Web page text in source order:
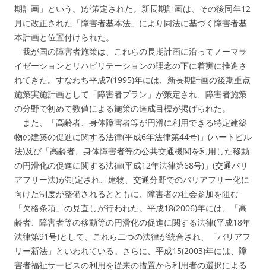
期計画」という。)が策定された。新長期計画は、その後同年12
月に改正された「障害者基本法」により同法に基づく障害者基
本計画と位置付けられた。
我が国の障害者施策は、これらの長期計画に沿ってノーマラ
イゼーションとリハビリテーションの理念の下に着実に推進さ
れてきた。すなわち平成7(1995)年には、新長期計画の後期重点
施策実施計画として「障害者プラン」が策定され、障害者施策
の分野で初めて数値による施策の達成目標が掲げられた。
また、「高齢者、身体障害者等が円滑に利用できる特定建築
物の建築の促進に関する法律(平成6年法律第44号)」(ハートビル
法)及び「高齢者、身体障害者等の公共交通機関を利用した移動
の円滑化の促進に関する法律(平成12年法律第68号)」(交通バリ
アフリー法)が制定され、建物、交通分野でのバリアフリー化に
向けた制度が整備されるとともに、障害者の社会参加を阻む
「欠格条項」の見直しが行われた。平成18(2006)年には、「高
齢者、障害者等の移動等の円滑化の促進に関する法律(平成18年
法律第91号)として、これら二つの法律が統合され、「バリアフ
リー新法」といわれている。さらに、平成15(2003)年には、障
害者福祉サービスの利用を従来の措置から利用者の選択による